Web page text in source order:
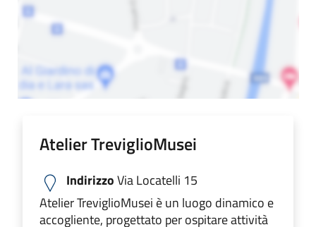
Atelier TreviglioMusei
IndirizzoVia Locatelli 15
Atelier TreviglioMusei è un luogo dinamico e
accogliente, progettato per ospitare attività